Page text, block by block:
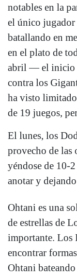
notables en la
el único jugador
batallando en
en el plato de
abril — el inicio
contra los
ha visto limitado
de 19 juegos,
El lunes, los
provecho de las
yéndose de 10-
anotar y
Ohtani es una
de estrellas de
importante. Los
encontrar
Ohtani